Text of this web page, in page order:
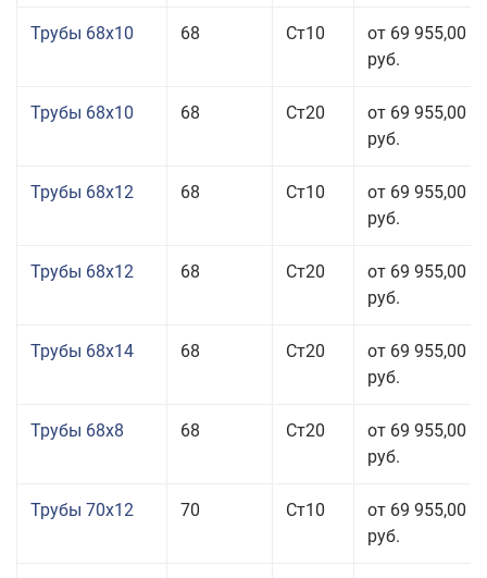
Трубы 68x10 68 Ст10
от 69 955,00
руб.
Трубы 68x10 68 Ст20
от 69 955,00
руб.
Трубы 68x12 68 Ст10
от 69 955,00
руб.
Трубы 68x12 68 Ст20
от 69 955,00
руб.
Трубы 68x14 68 Ст20
от 69 955,00
руб.
Трубы 68x8 68 Ст20
от 69 955,00
руб.
Трубы 70x12 70 Ст10
от 69 955,00
руб.